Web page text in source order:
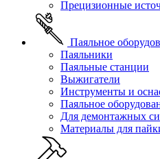
Прецизионные
Паяльное
Паяльники
Паяльные станции
Выжигатели
Инструменты и
Паяльное
Для демонтажных
Материалы для